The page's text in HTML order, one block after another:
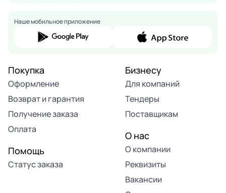
Наше мобильное приложение
Покупка
Оформление
Возврат и гарантия
Получение заказа
Оплата
Помощь
Статус заказа
Бизнесу
Для компаний
Тендеры
Поставщикам
О нас
О компании
Реквизиты
Вакансии